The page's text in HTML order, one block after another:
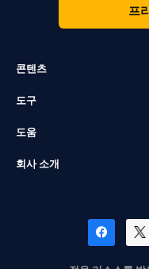
프
콘텐츠
도구
도움
회사 소개